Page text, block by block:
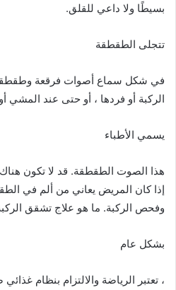
بسيطًا ولا داعي للقلق.
تتجلى الطقطقة
في شكل سماع أصوات فرقعة
الركبة أو فردها ، أو حتى عند المشي
يسمي الأطباء
هذا الصوت الطقطقة. قد لا تكون
إذا كان المريض يعاني من ألم في
وفحص الركبة. ما هو علاج تشقق
بشكل عام
، تعتبر الرياضة والالتزام بنظام